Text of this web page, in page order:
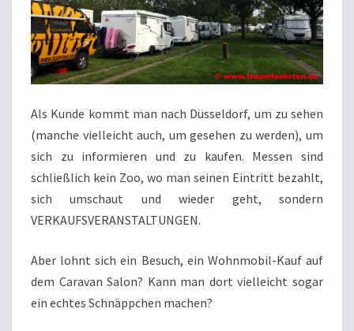
Als Kunde kommt man nach Düsseldorf, um zu sehen
(manche vielleicht auch, um gesehen zu werden), um
sich zu informieren und zu kaufen. Messen sind
schließlich kein Zoo, wo man seinen Eintritt bezahlt,
sich umschaut und wieder geht, sondern
VERKAUFSVERANSTALTUNGEN.
Aber lohnt sich ein Besuch, ein Wohnmobil-Kauf auf
dem Caravan Salon? Kann man dort vielleicht sogar
ein echtes Schnäppchen machen?